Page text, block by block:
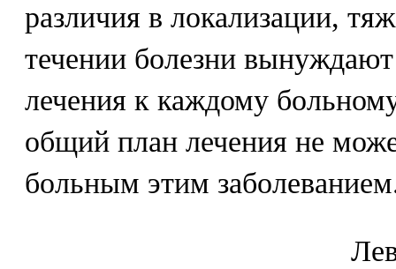
различия в локализации,
течении болезни
лечения к каждому
общий план лечения не
больным этим